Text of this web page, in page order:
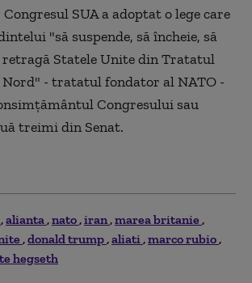
SUA a adoptat o lege care
"să suspende, să încheie, să
retragă Statele Unite din Tratatul
- tratatul fondator al NATO -
Congresului sau
treimi din Senat.
alianta nato iran marea britanie
donald trump aliati marco rubio
hegseth